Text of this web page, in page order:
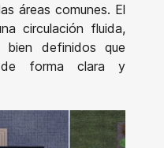
áreas comunes. El
circulación fluida,
definidos que
de forma clara y